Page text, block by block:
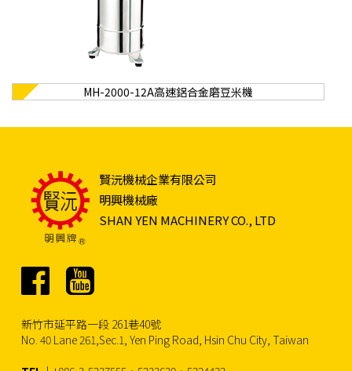
MH-2000-12A高速鋁合金磨豆米機
賢沅機械企業有限公司
明興機械廠
SHAN YEN MACHINERY CO., LTD
新竹市延平路一段 261巷40號
No. 40 Lane 261,Sec.1, Yen Ping Road, Hsin Chu City, Taiwan